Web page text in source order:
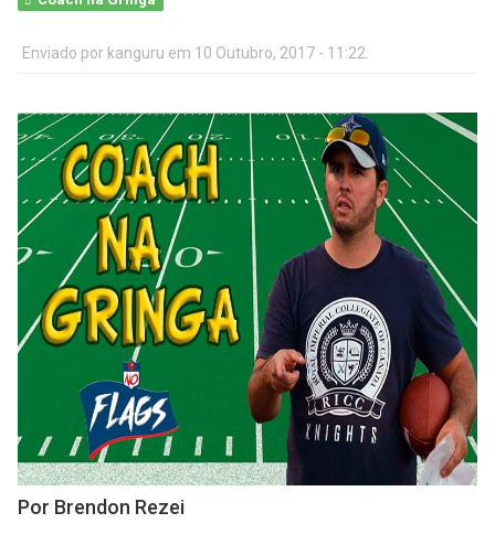
Enviado por kanguru em 10 Outubro, 2017 - 11:22.
Por Brendon Rezei